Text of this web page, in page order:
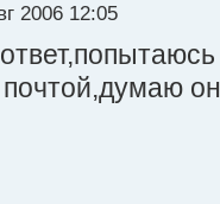
2006 12:05